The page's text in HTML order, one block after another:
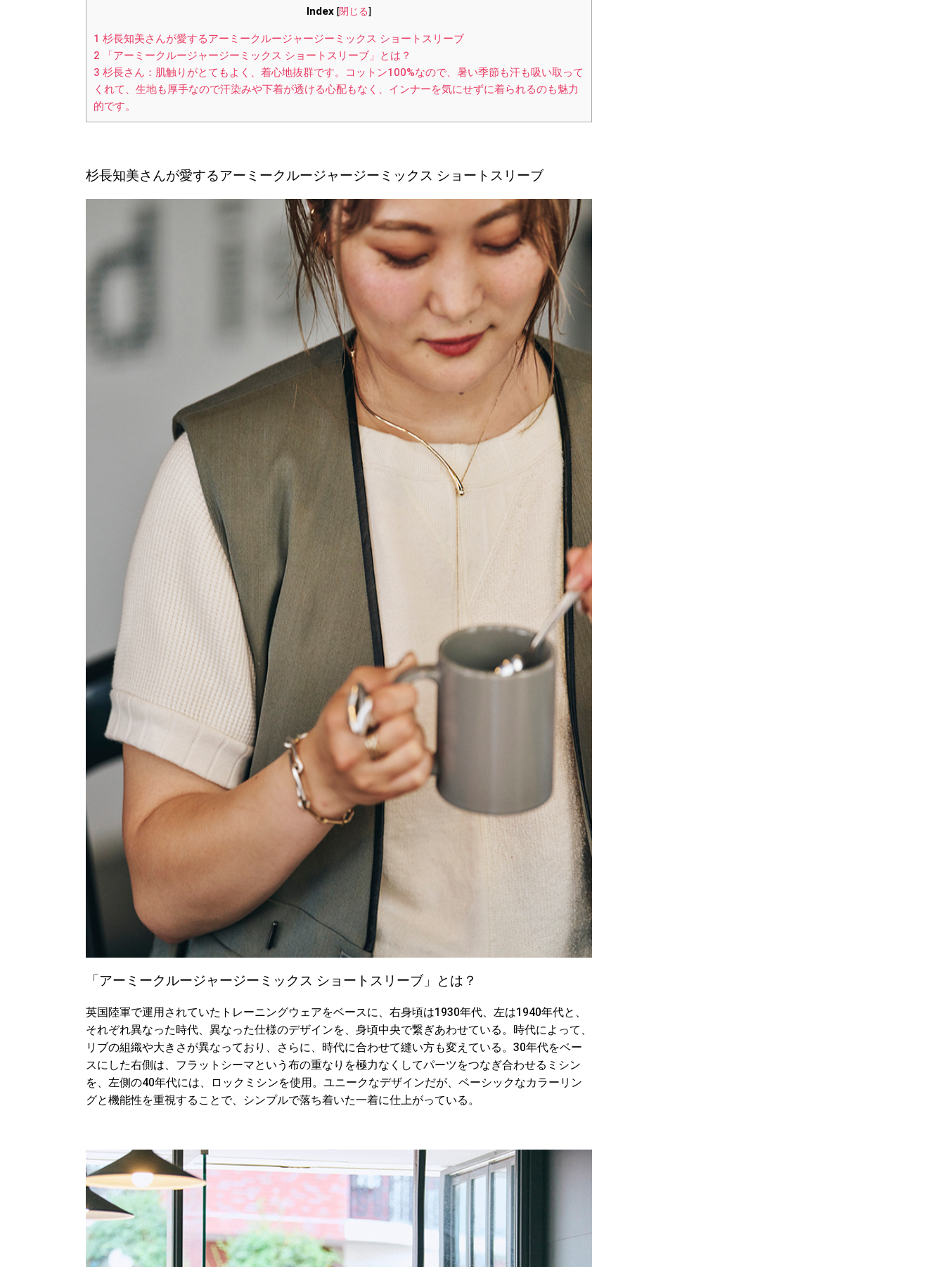
Index [閉じる]
1 杉長知美さんが愛するアーミークルージャージーミックス ショートスリーブ
2 「アーミークルージャージーミックス ショートスリーブ」とは？
3 杉長さん：肌触りがとてもよく、着心地抜群です。コットン100%なので、暑い季節も汗も吸い取って
くれて、生地も厚手なので汗染みや下着が透ける心配もなく、インナーを気にせずに着られるのも魅力
的です。
杉長知美さんが愛するアーミークルージャージーミックス ショートスリーブ
「アーミークルージャージーミックス ショートスリーブ」とは？
英国陸軍で運用されていたトレーニングウェアをベースに、右身頃は1930年代、左は1940年代と、
それぞれ異なった時代、異なった仕様のデザインを、身頃中央で繋ぎあわせている。時代によって、
リブの組織や大きさが異なっており、さらに、時代に合わせて縫い方も変えている。30年代をベー
スにした右側は、フラットシーマという布の重なりを極力なくしてパーツをつなぎ合わせるミシン
を、左側の40年代には、ロックミシンを使用。ユニークなデザインだが、ベーシックなカラーリン
グと機能性を重視することで、シンプルで落ち着いた一着に仕上がっている。